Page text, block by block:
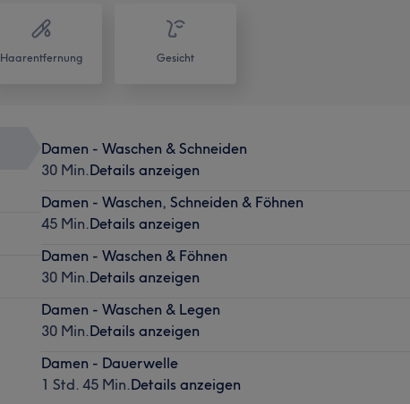
Haarentfernung Gesicht
Damen - Waschen & Schneiden
30 Min.Details anzeigen
Damen - Waschen, Schneiden & Föhnen
45 Min.Details anzeigen
Damen - Waschen & Föhnen
30 Min.Details anzeigen
Damen - Waschen & Legen
30 Min.Details anzeigen
Damen - Dauerwelle
1 Std. 45 Min.Details anzeigen